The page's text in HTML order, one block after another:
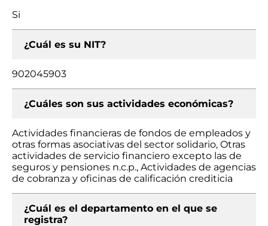
Si
¿Cuál es su NIT?
902045903
¿Cuáles son sus actividades económicas?
Actividades financieras de fondos de empleados y
otras formas asociativas del sector solidario, Otras
actividades de servicio financiero excepto las de
seguros y pensiones n.c.p., Actividades de agencias
de cobranza y oficinas de calificación crediticia
¿Cuál es el departamento en el que se
registra?